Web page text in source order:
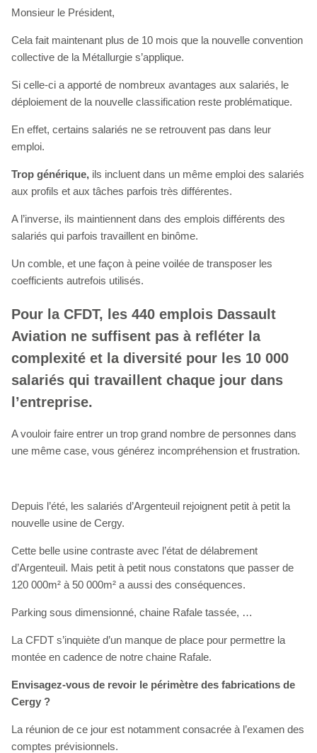
Monsieur le Président,
Cela fait maintenant plus de 10 mois que la nouvelle convention
collective de la Métallurgie s’applique.
Si celle-ci a apporté de nombreux avantages aux salariés, le
déploiement de la nouvelle classification reste problématique.
En effet, certains salariés ne se retrouvent pas dans leur
emploi.
Trop générique, ils incluent dans un même emploi des salariés
aux profils et aux tâches parfois très différentes.
A l’inverse, ils maintiennent dans des emplois différents des
salariés qui parfois travaillent en binôme.
Un comble, et une façon à peine voilée de transposer les
coefficients autrefois utilisés.
Pour la CFDT, les 440 emplois Dassault
Aviation ne suffisent pas à refléter la
complexité et la diversité pour les 10 000
salariés qui travaillent chaque jour dans
l’entreprise.
A vouloir faire entrer un trop grand nombre de personnes dans
une même case, vous générez incompréhension et frustration.
Depuis l’été, les salariés d’Argenteuil rejoignent petit à petit la
nouvelle usine de Cergy.
Cette belle usine contraste avec l’état de délabrement
d’Argenteuil. Mais petit à petit nous constatons que passer de
120 000m² à 50 000m² a aussi des conséquences.
Parking sous dimensionné, chaine Rafale tassée, …
La CFDT s’inquiète d’un manque de place pour permettre la
montée en cadence de notre chaine Rafale.
Envisagez-vous de revoir le périmètre des fabrications de
Cergy ?
La réunion de ce jour est notamment consacrée à l’examen des
comptes prévisionnels.